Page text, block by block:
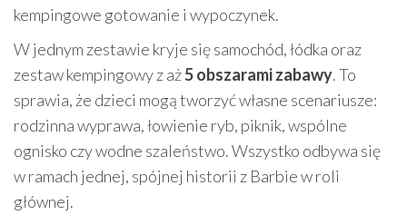
kempingowe gotowanie i wypoczynek.
W jednym zestawie kryje się samochód, łódka oraz
zestaw kempingowy z aż5 obszarami zabawy. To
sprawia, że dzieci mogą tworzyć własne scenariusze:
rodzinna wyprawa, łowienie ryb, piknik, wspólne
ognisko czy wodne szaleństwo. Wszystko odbywa się
w ramach jednej, spójnej historii z Barbie w roli
głównej.